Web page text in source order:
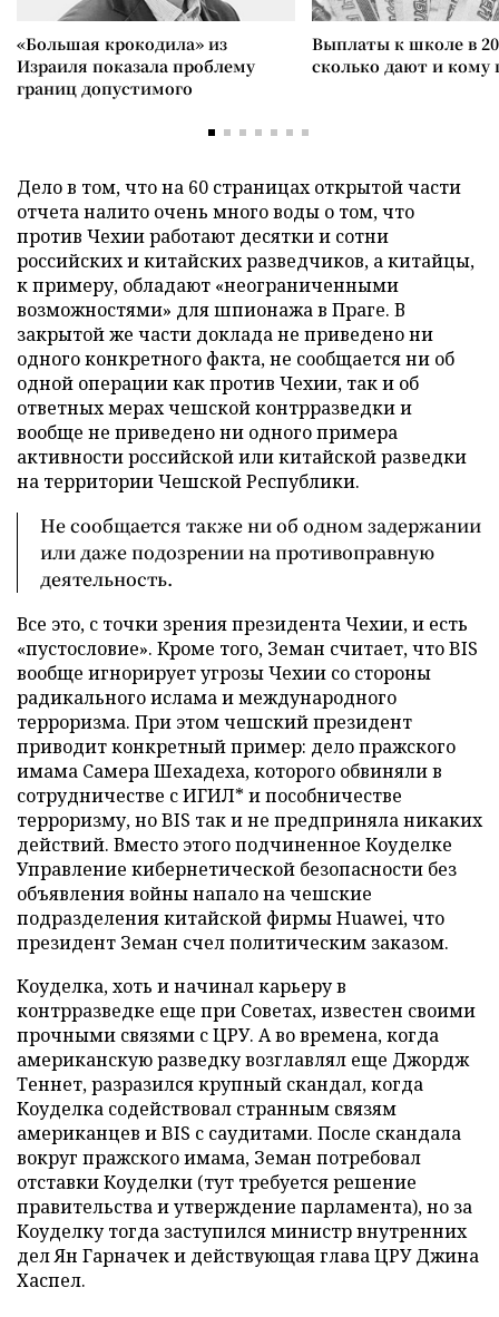
«Большая крокодила» из
Израиля показала проблему
границ допустимого
Выплаты к школе в
сколько дают и
Дело в том, что на 60 страницах открытой части
отчета налито очень много воды о том, что
против Чехии работают десятки и сотни
российских и китайских разведчиков, а китайцы,
к примеру, обладают «неограниченными
возможностями» для шпионажа в Праге. В
закрытой же части доклада не приведено ни
одного конкретного факта, не сообщается ни об
одной операции как против Чехии, так и об
ответных мерах чешской контрразведки и
вообще не приведено ни одного примера
активности российской или китайской разведки
на территории Чешской Республики.
Не сообщается также ни об одном задержании
или даже подозрении на противоправную
деятельность.
Все это, с точки зрения президента Чехии, и есть
«пустословие». Кроме того, Земан считает, что BIS
вообще игнорирует угрозы Чехии со стороны
радикального ислама и международного
терроризма. При этом чешский президент
приводит конкретный пример: дело пражского
имама Самера Шехадеха, которого обвиняли в
сотрудничестве с ИГИЛ* и пособничестве
терроризму, но BIS так и не предприняла никаких
действий. Вместо этого подчиненное Коуделке
Управление кибернетической безопасности без
объявления войны напало на чешские
подразделения китайской фирмы Huawei, что
президент Земан счел политическим заказом.
Коуделка, хоть и начинал карьеру в
контрразведке еще при Советах, известен своими
прочными связями с ЦРУ. А во времена, когда
американскую разведку возглавлял еще Джордж
Теннет, разразился крупный скандал, когда
Коуделка содействовал странным связям
американцев и BIS с саудитами. После скандала
вокруг пражского имама, Земан потребовал
отставки Коуделки (тут требуется решение
правительства и утверждение парламента), но за
Коуделку тогда заступился министр внутренних
дел Ян Гарначек и действующая глава ЦРУ Джина
Хаспел.